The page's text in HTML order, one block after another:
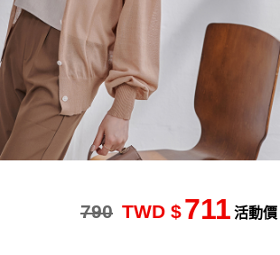
活動價
711
TWD $
790